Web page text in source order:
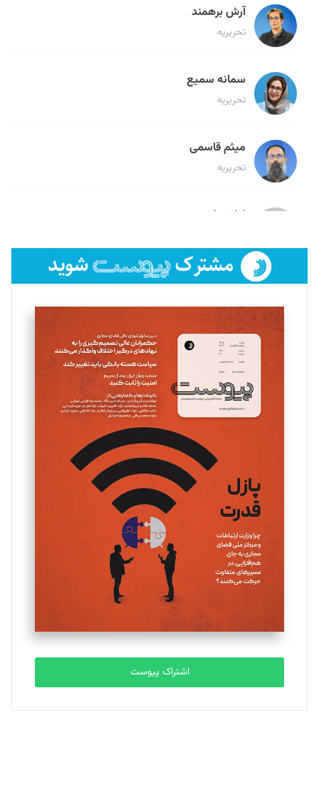
آرش برهمند
تحریریه
سمانه سمیع
تحریریه
میثم قاسمی
تحریریه
لیلا حنارود
فائزه فتحی رستمی
تحریریه
سروش کرمیان
تحریریه
مینا پاکدل
یسنا امان‌پور
تحریریه
ملینا جعفری
تحریریه
مصطفی مسجدی آرانی
تحریریه
بابک نقاش
تحریریه
اشتراک پیوست